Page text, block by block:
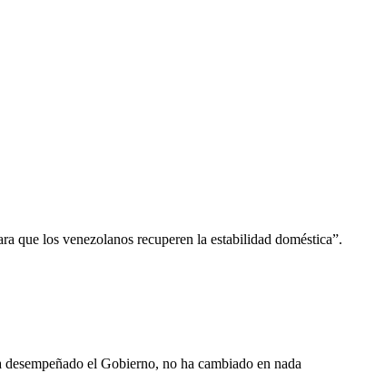
que los venezolanos recuperen la estabilidad doméstica”.
el Gobierno, no ha cambiado en nada